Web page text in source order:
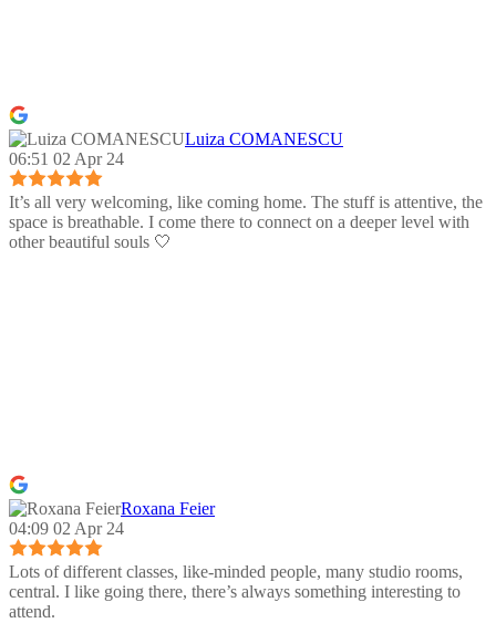
Luiza COMANESCU
06:51 02 Apr 24
It’s all very welcoming, like coming home. The stuff is attentive, the
space is breathable. I come there to connect on a deeper level with
other beautiful souls 🤍
Roxana Feier
04:09 02 Apr 24
Lots of different classes, like-minded people, many studio rooms,
central. I like going there, there’s always something interesting to
attend.